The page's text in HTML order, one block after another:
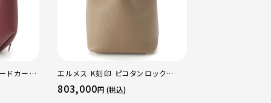
ドカーフ
エルメス K刻印 ピコタンロック
18PM トリヨン ハンドバッグ ゴール
ド金具 エトゥープ
803,000円 (税込)